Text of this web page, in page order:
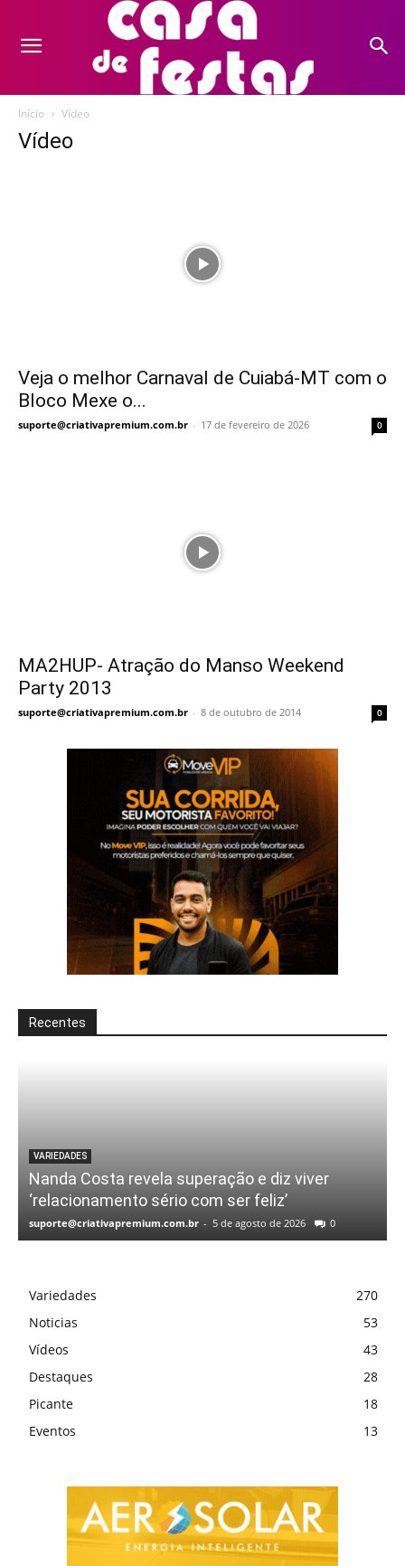
Início Vídeo
Vídeo
Veja o melhor Carnaval de Cuiabá-MT com o
Bloco Mexe o...
suporte@criativapremium.com.br - 17 de fevereiro de 2026 0
MA2HUP- Atração do Manso Weekend
Party 2013
suporte@criativapremium.com.br - 8 de outubro de 2014 0
Recentes
VARIEDADES
Nanda Costa revela superação e diz viver
‘relacionamento sério com ser feliz’
suporte@criativapremium.com.br - 5 de agosto de 2026 0
Variedades
270
Noticias
53
Vídeos
43
Destaques
28
Picante
18
Eventos
13